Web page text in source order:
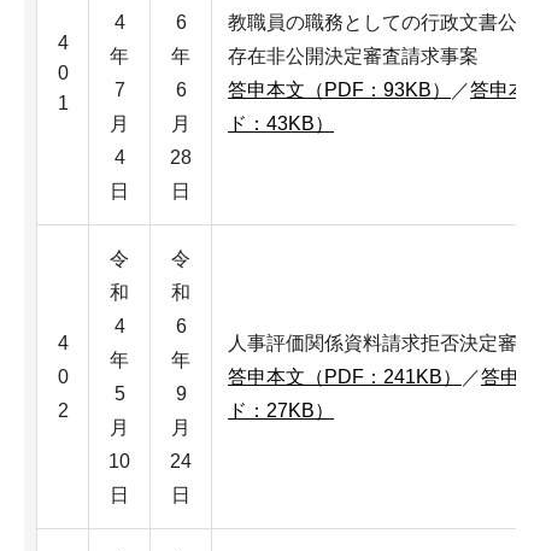
4
0
1
4
年
7
月
4
日
6
年
6
月
28
日
教職員の職務としての行政文書公
存在非公開決定審査請求事案
答申本文（PDF：93KB）
／答申本
ド：43KB）
4
0
2
令
和
4
年
5
月
10
日
令
和
6
年
9
月
24
日
人事評価関係資料請求拒否決定審
答申本文（PDF：241KB）
／答申
ド：27KB）